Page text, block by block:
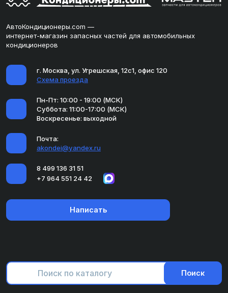
АвтоКондиционеры.com —
интернет-магазин запасных частей для автомобильных
кондиционеров
г. Москва, ул. Угрешская, 12с1, офис 120
Схема проезда
Пн-Пт: 10:00 - 19:00 (МСК)
Суббота: 11:00-17:00 (МСК)
Воскресенье: выходной
Почта:
akondei@yandex.ru
8 499 136 31 51
+7 964 551 24 42
Написать
Поиск